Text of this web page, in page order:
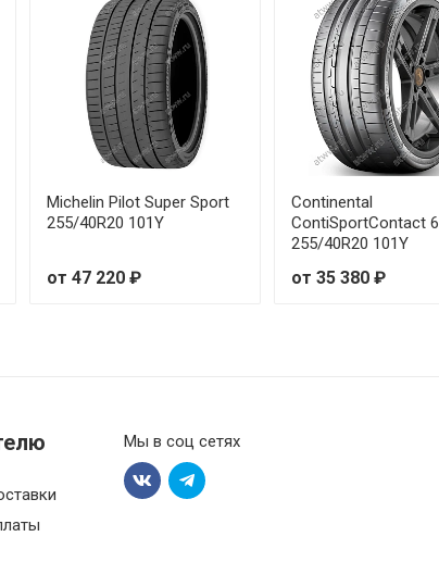
от 9 860 ₽
от 26 240 ₽
от 24 100 ₽
от 16 250 ₽
от 17 560 ₽
Michelin Pilot Super Sport
255/40R20 101Y
от 47 220 ₽
Continental
ContiSportContact 6
255/40R20 101Y
от 35 380 ₽
Мы в соц сетях